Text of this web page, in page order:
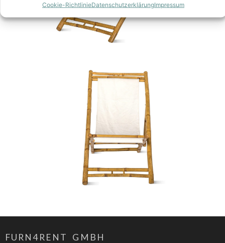
Cookie-RichtlinieDatenschutzerklärungImpressum
FURN4RENT GMBH